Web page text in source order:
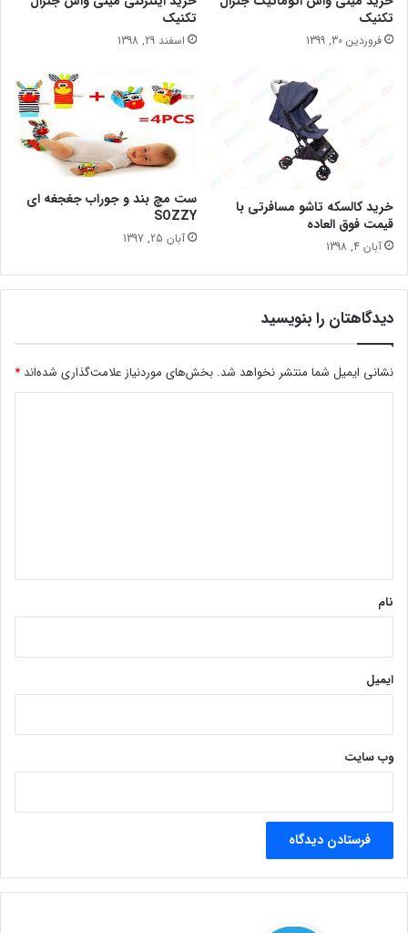
تکنیک
فروردین 30, 1399
تکنیک
اسفند 29, 1398
خرید کالسکه تاشو مسافرتی با
قیمت فوق العاده
آبان 4, 1398
ست مچ بند و جوراب جغجغه ای
SOZZY
آبان 25, 1397
دیدگاهتان را بنویسید
نشانی ایمیل شما منتشر نخواهد شد. بخش‌های موردنیاز علامت‌گذاری شده‌اند *
نام
ایمیل
وب‌ سایت